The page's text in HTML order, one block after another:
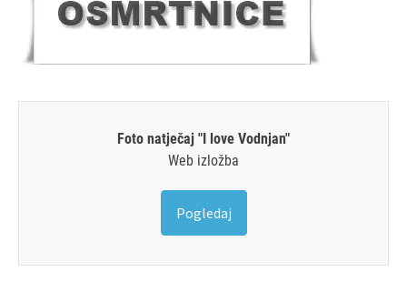
Foto natječaj "I love Vodnjan"
Web izložba
Pogledaj